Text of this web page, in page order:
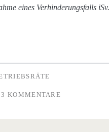
eines Verhinderungsfalls
3 KOMMENTARE